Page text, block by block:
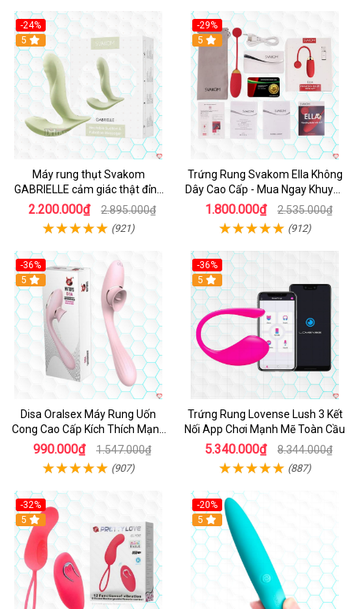
-24%
Hot
5
Máy rung thụt Svakom
GABRIELLE cảm giác thật đỉnh
cao
2.200.000₫ 2.895.000₫
(921)
-29%
5
Trứng Rung Svakom Ella Không
Dây Cao Cấp - Mua Ngay Khuyến
Mãi
1.800.000₫ 2.535.000₫
(912)
-36%
5
Disa Oralsex Máy Rung Uốn
Cong Cao Cấp Kích Thích Mạnh
Mẽ
990.000₫ 1.547.000₫
(907)
-36%
Hot
5
Trứng Rung Lovense Lush 3 Kết
Nối App Chơi Mạnh Mẽ Toàn Cầu
5.340.000₫ 8.344.000₫
(887)
-32%
5
-20%
5